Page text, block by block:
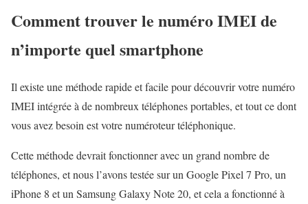
Comment trouver le numéro IMEI de
n’importe quel smartphone
Il existe une méthode rapide et facile pour découvrir votre numéro
IMEI intégrée à de nombreux téléphones portables, et tout ce dont
vous avez besoin est votre numéroteur téléphonique.
Cette méthode devrait fonctionner avec un grand nombre de
téléphones, et nous l’avons testée sur un Google Pixel 7 Pro, un
iPhone 8 et un Samsung Galaxy Note 20, et cela a fonctionné à